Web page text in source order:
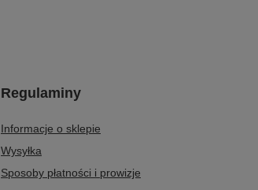
Regulaminy
Informacje o sklepie
Wysyłka
Sposoby płatności i prowizje